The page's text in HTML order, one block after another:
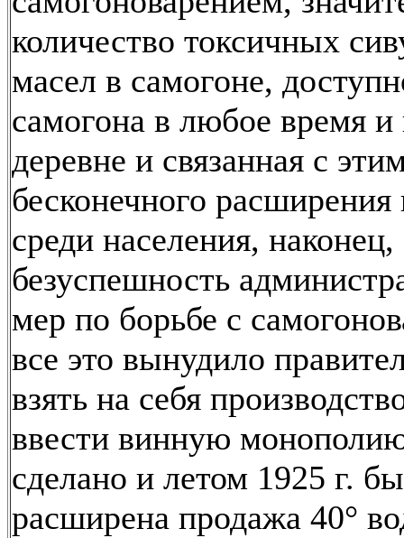
количество токсичных
масел в самогоне,
самогона в любое время
деревне и связанная с
бесконечного расширения
среди населения, наконец,
безуспешность
мер по борьбе с
все это вынудило
взять на себя
ввести винную
сделано и летом 1925 г.
расширена продажа 40°